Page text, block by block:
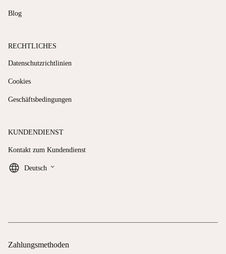
Blog
RECHTLICHES
Datenschutzrichtlinien
Cookies
Geschäftsbedingungen
KUNDENDIENST
Kontakt zum Kundendienst
Deutsch keyboard_arrow_down
Zahlungsmethoden